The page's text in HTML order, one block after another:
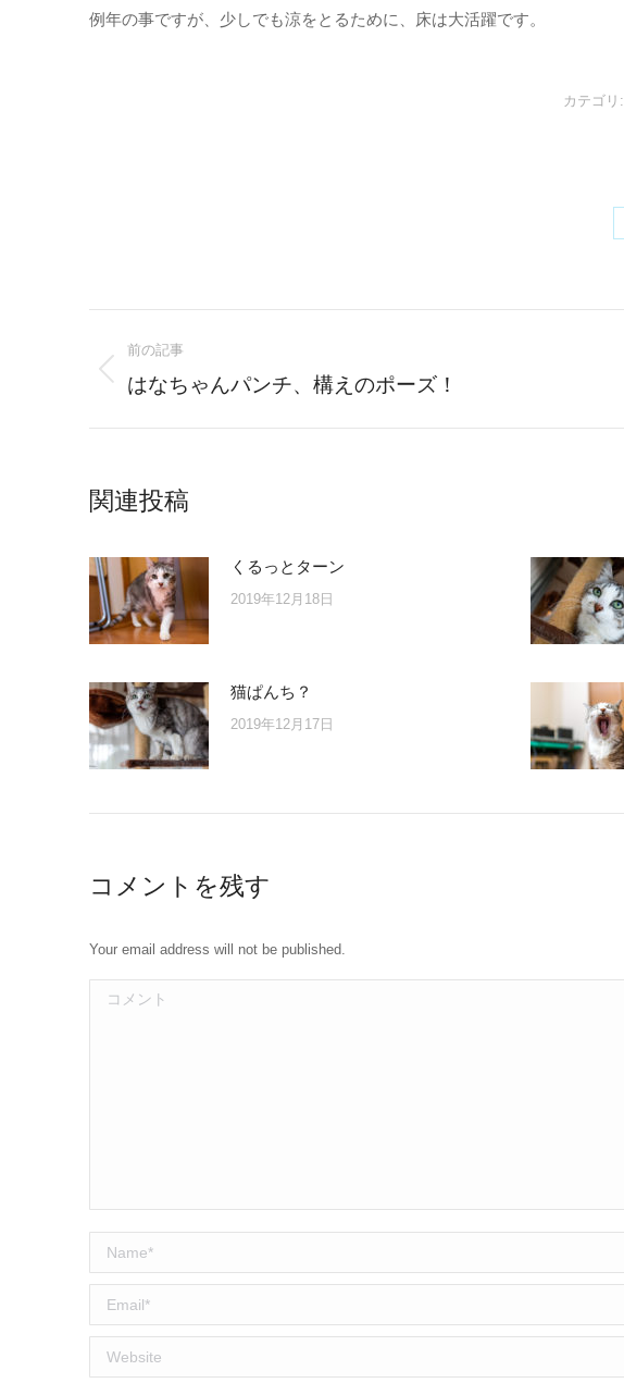
例年の事ですが、少しでも涼をとるために、床は大活躍です。
カテゴリ:
navigation
前の記事
Previous
はなちゃんパンチ、構えのポーズ！
関連投稿
くるっとターン
2019年12月18日
猫ぱんち？
2019年12月17日
コメントを残す
Your email address will not be published.
コメント
Name *
Email *
Website